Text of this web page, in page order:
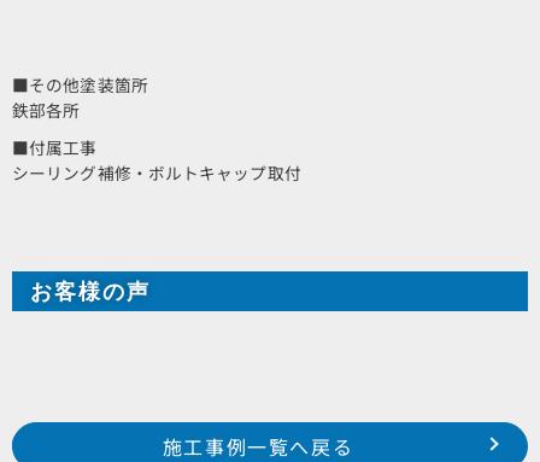
■その他塗装箇所
鉄部各所
■付属工事
シーリング補修・ボルトキャップ取付
お客様の声
Prev 施工事例一覧へ戻る